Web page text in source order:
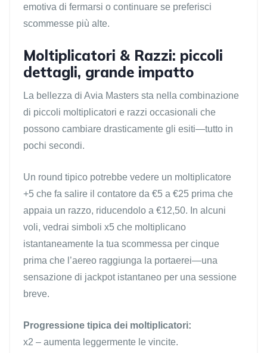
emotiva di fermarsi o continuare se preferisci
scommesse più alte.
Moltiplicatori & Razzi: piccoli
dettagli, grande impatto
La bellezza di Avia Masters sta nella combinazione
di piccoli moltiplicatori e razzi occasionali che
possono cambiare drasticamente gli esiti—tutto in
pochi secondi.
Un round tipico potrebbe vedere un moltiplicatore
+5 che fa salire il contatore da €5 a €25 prima che
appaia un razzo, riducendolo a €12,50. In alcuni
voli, vedrai simboli x5 che moltiplicano
istantaneamente la tua scommessa per cinque
prima che l’aereo raggiunga la portaerei—una
sensazione di jackpot istantaneo per una sessione
breve.
Progressione tipica dei moltiplicatori:
x2 – aumenta leggermente le vincite.